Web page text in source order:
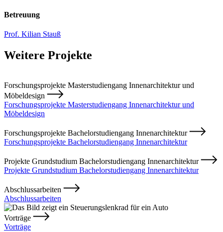
Betreuung
Prof. Kilian Stauß
Weitere Projekte
Forschungsprojekte Masterstudiengang Innenarchitektur und
Möbeldesign
Forschungsprojekte Masterstudiengang Innenarchitektur und
Möbeldesign
Forschungsprojekte Bachelorstudiengang Innenarchitektur
Forschungsprojekte Bachelorstudiengang Innenarchitektur
Projekte Grundstudium Bachelorstudiengang Innenarchitektur
Projekte Grundstudium Bachelorstudiengang Innenarchitektur
Abschlussarbeiten
Abschlussarbeiten
Vorträge
Vorträge